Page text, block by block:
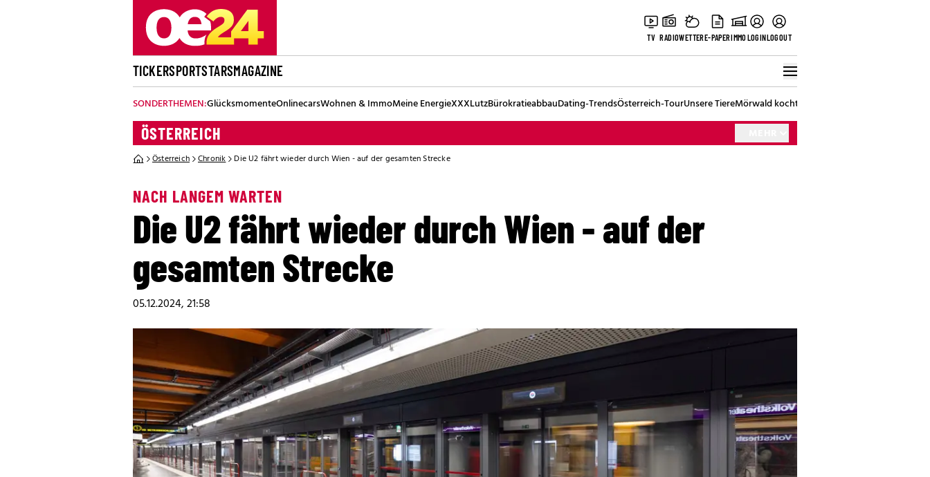
TV RADIOWETTERE-PAPERIMMOLOGINLOGOUT
TICKERSPORTSTARSMAGAZINE
SONDERTHEMEN:GlücksmomenteOnlinecarsWohnen & ImmoMeine EnergieXXXLutzBürokratieabbauDating-TrendsÖsterreich-TourUnsere TiereMörwald kocht
ÖSTERREICH
Österreich Chronik Die U2 fährt wieder durch Wien - auf der gesamten Strecke
NACH LANGEM WARTEN
Die U2 fährt wieder durch Wien - auf der
gesamten Strecke
05.12.2024, 21:58